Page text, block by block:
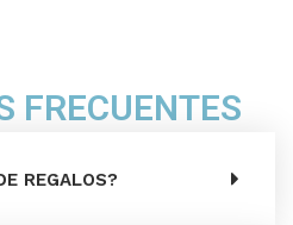
FRECUENTES
REGALOS?